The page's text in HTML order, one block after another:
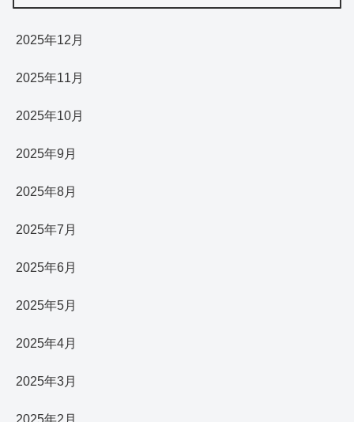
2025年12月
2025年11月
2025年10月
2025年9月
2025年8月
2025年7月
2025年6月
2025年5月
2025年4月
2025年3月
2025年2月